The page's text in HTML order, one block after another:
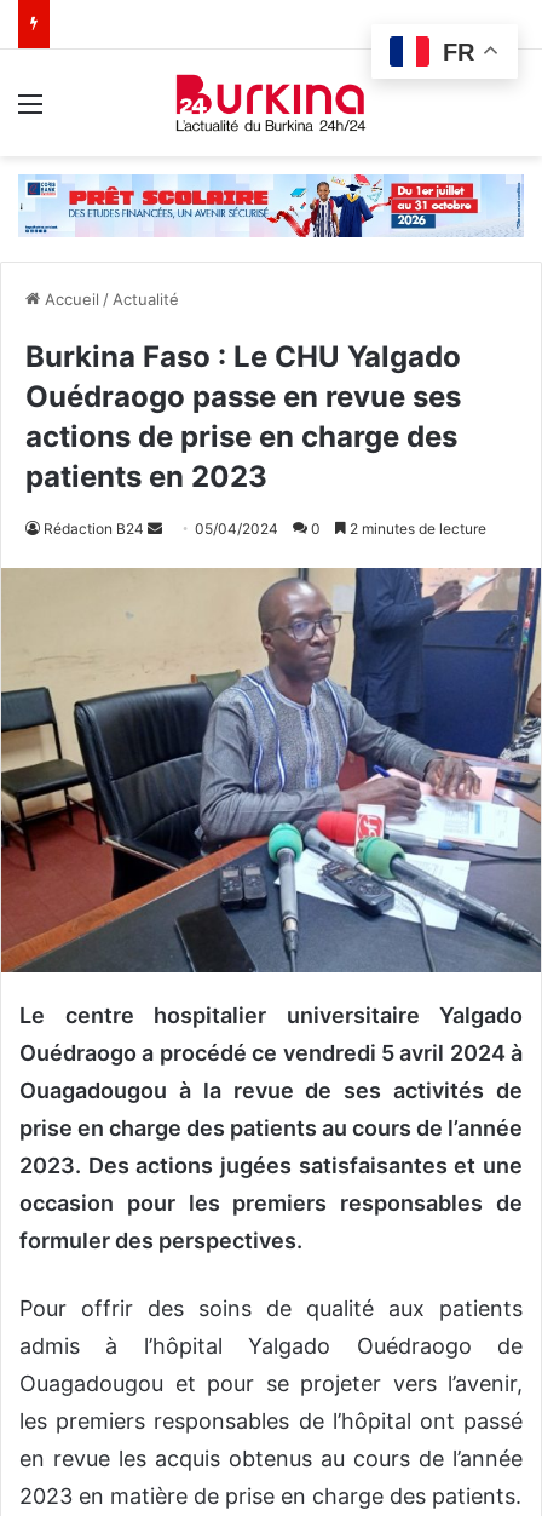
Accueil / Actualité
Burkina Faso : Le CHU Yalgado
Ouédraogo passe en revue ses
actions de prise en charge des
patients en 2023
Rédaction B24
r
n
o
u
r
05/04/2024 0 2 minutes de lecture
Le centre hospitalier universitaire Yalgado
Ouédraogo a procédé ce vendredi 5 avril 2024 à
Ouagadougou à la revue de ses activités de
prise en charge des patients au cours de l’année
2023. Des actions jugées satisfaisantes et une
occasion pour les premiers responsables de
formuler des perspectives.
Pour offrir des soins de qualité aux patients
admis à l’hôpital Yalgado Ouédraogo de
Ouagadougou et pour se projeter vers l’avenir,
les premiers responsables de l’hôpital ont passé
en revue les acquis obtenus au cours de l’année
2023 en matière de prise en charge des patients.
FR